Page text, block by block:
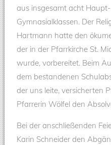
aus insgesamt acht
Gymnasialklassen. Der
Hartmann hatte den
der in der Pfarrkirche St.
wurde, vorbereitet. Beim
dem bestandenen
der uns leite, versicherten
Pfarrerin Wölfel den
Bei der anschließenden
Karin Schneider den